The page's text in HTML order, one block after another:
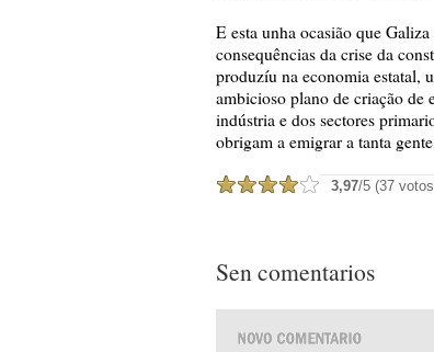
E esta unha ocasião que
consequências da crise da
produzíu na economia estatal,
ambicioso plano de criação de
indústria e dos sectores
obrigam a emigrar a tanta
3,97/5 (37
Sen comentarios